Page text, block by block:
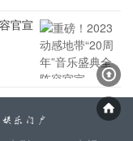
官宣